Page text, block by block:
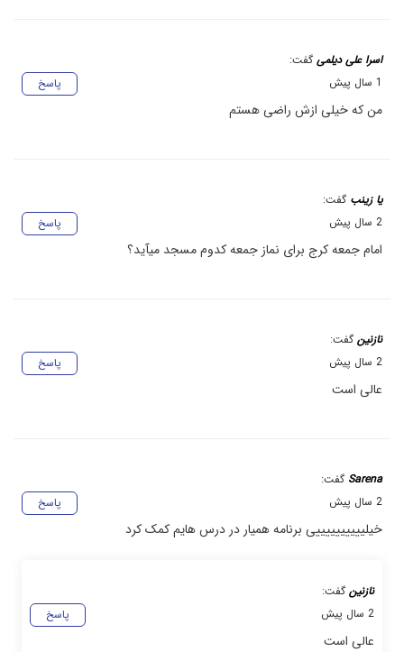
اسرا علی دیلمی گفت:
پاسخ
1 سال پیش
من که خیلی ازش راضی هستم
یا زینب گفت:
پاسخ
2 سال پیش
امام جمعه کرج برای نماز جمعه کدوم مسجد میآید؟
نازنین گفت:
پاسخ
2 سال پیش
عالی است
Sarena گفت:
پاسخ
2 سال پیش
خیلییییییییییی برنامه همیار در درس هایم کمک کرد
نازنین گفت:
پاسخ
2 سال پیش
عالی است